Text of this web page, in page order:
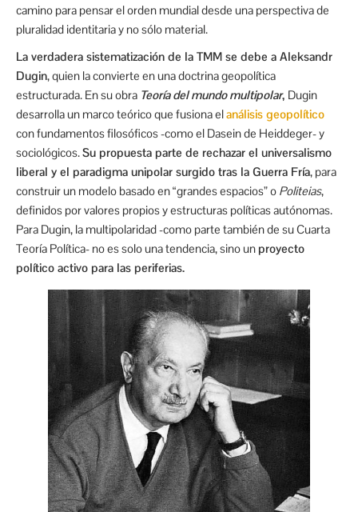
camino para pensar el orden mundial desde una perspectiva de
pluralidad identitaria y no sólo material.
La verdadera sistematización de la TMM se debe a Aleksandr
Dugin, quien la convierte en una doctrina geopolítica
estructurada. En su obra Teoría del mundo multipolar, Dugin
desarrolla un marco teórico que fusiona elanálisis geopolítico
con fundamentos filosóficos -como el Dasein de Heiddeger- y
sociológicos.Su propuesta parte de rechazar el universalismo
liberal y el paradigma unipolar surgido tras la Guerra Fría, para
construir un modelo basado en “grandes espacios” o Politeias,
definidos por valores propios y estructuras políticas autónomas.
Para Dugin, la multipolaridad -como parte también de su Cuarta
Teoría Política- no es solo una tendencia, sino un proyecto
político activo para las periferias.